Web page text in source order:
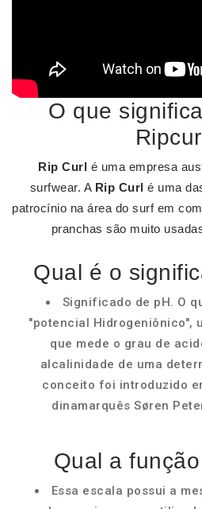
O que
Rip Curl é uma empresa
surfwear. A Rip Curl é uma
patrocínio na área do surf em
pranchas são muito
Qual é o
Significado de pH. O
"potencial Hidrogeniônico",
que mede o grau de
alcalinidade de uma
conceito foi introduzido
dinamarquês Søren
Qual a
Essa escala possui a